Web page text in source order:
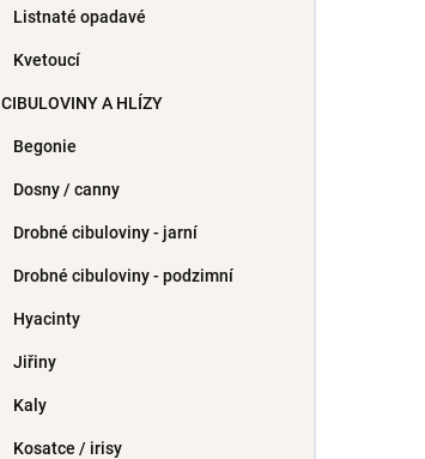
Listnaté opadavé
Kvetoucí
CIBULOVINY A HLÍZY
Begonie
Dosny / canny
Drobné cibuloviny - jarní
Drobné cibuloviny - podzimní
Hyacinty
Jiřiny
Kaly
Kosatce / irisy